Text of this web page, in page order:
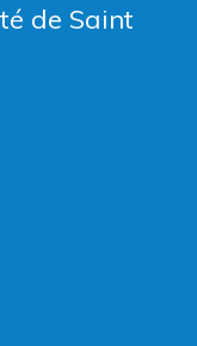
de Saint